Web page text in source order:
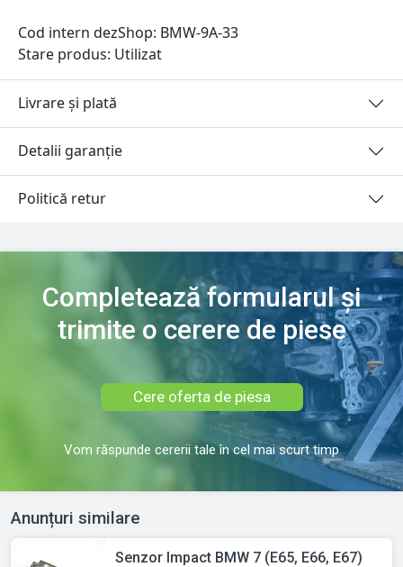
Cod intern dezShop: BMW-9A-33
Stare produs: Utilizat
Livrare și plată
Detalii garanție
Politică retur
Completează formularul și
trimite o cerere de piese
Cere oferta de piesa
Vom răspunde cererii tale în cel mai scurt timp
Anunțuri similare
Senzor Impact BMW 7 (E65, E66, E67)